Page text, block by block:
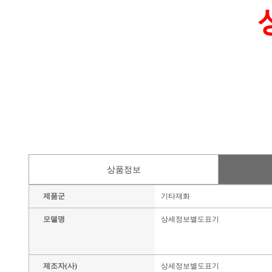
상품정보
제품군 기타재화
모델명 상세정보별도표기
제조자(사) 상세정보별도표기